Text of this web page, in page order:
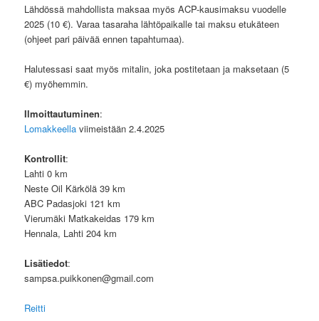
Lähdössä mahdollista maksaa myös ACP-kausimaksu vuodelle
2025 (10 €). Varaa tasaraha lähtöpaikalle tai maksu etukäteen
(ohjeet pari päivää ennen tapahtumaa).
Halutessasi saat myös mitalin, joka postitetaan ja maksetaan (5
€) myöhemmin.
Ilmoittautuminen:
Lomakkeella viimeistään 2.4.2025
Kontrollit:
Lahti 0 km
Neste Oil Kärkölä 39 km
ABC Padasjoki 121 km
Vierumäki Matkakeidas 179 km
Hennala, Lahti 204 km
Lisätiedot:
sampsa.puikkonen@gmail.com
Reitti